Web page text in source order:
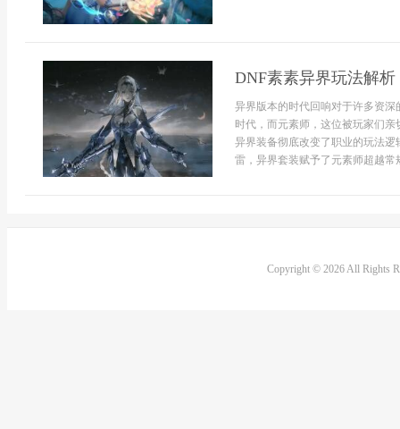
DNF素素异界玩法解析
异界版本的时代回响对于许多资
时代，而元素师，这位被玩家们
异界装备彻底改变了职业的玩法
雷，异界套装赋予了元素师超越
Copyright © 2026 All Rights